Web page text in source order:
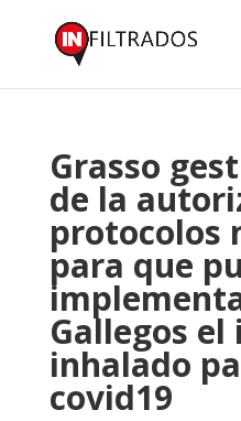
Grasso
de la
protocolos
para que
Gallegos
inhalado
covid19